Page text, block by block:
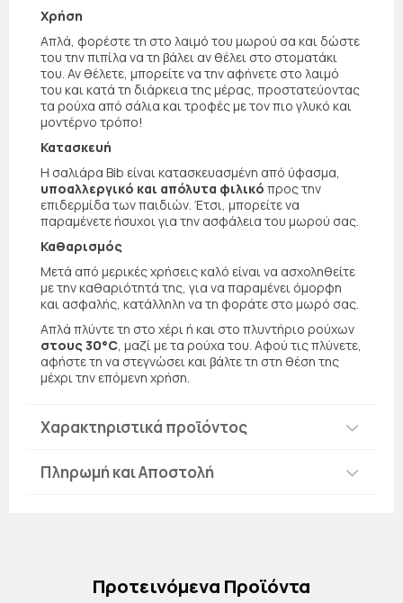
Χρήση
Απλά, φορέστε τη στο λαιμό του μωρού σα και δώστε
του την πιπίλα να τη βάλει αν θέλει στο στοματάκι
του. Αν θέλετε, μπορείτε να την αφήνετε στο λαιμό
του και κατά τη διάρκεια της μέρας, προστατεύοντας
τα ρούχα από σάλια και τροφές με τον πιο γλυκό και
μοντέρνο τρόπο!
Κατασκευή
Η σαλιάρα Bib είναι κατασκευασμένη από ύφασμα,
υποαλλεργικό και απόλυτα φιλικό προς την
επιδερμίδα των παιδιών. Έτσι, μπορείτε να
παραμένετε ήσυχοι για την ασφάλεια του μωρού σας.
Καθαρισμός
Μετά από μερικές χρήσεις καλό είναι να ασχοληθείτε
με την καθαριότητά της, για να παραμένει όμορφη
και ασφαλής, κατάλληλη να τη φοράτε στο μωρό σας.
Απλά πλύντε τη στο χέρι ή και στο πλυντήριο ρούχων
στους 30°C , μαζί με τα ρούχα του. Αφού τις πλύνετε,
αφήστε τη να στεγνώσει και βάλτε τη στη θέση της
μέχρι την επόμενη χρήση.
Χαρακτηριστικά προϊόντος
Πληρωμή και Αποστολή
Πρoτεινόμενα Προϊόντα